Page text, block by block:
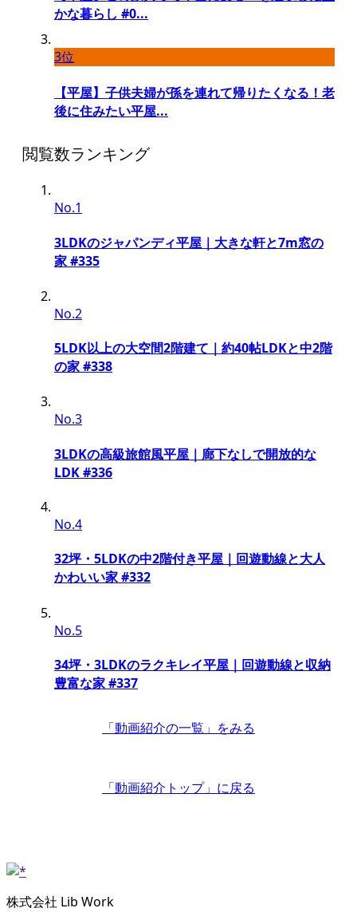
かな暮らし #0...
3位
【平屋】子供夫婦が孫を連れて帰りたくなる！老
後に住みたい平屋...
閲覧数ランキング
No.1
3LDKのジャパンディ平屋｜大きな軒と7m窓の
家 #335
No.2
5LDK以上の大空間2階建て｜約40帖LDKと中2階
の家 #338
No.3
3LDKの高級旅館風平屋｜廊下なしで開放的な
LDK #336
No.4
32坪・5LDKの中2階付き平屋｜回遊動線と大人
かわいい家 #332
No.5
34坪・3LDKのラクキレイ平屋｜回遊動線と収納
豊富な家 #337
「動画紹介の一覧」 をみる
「動画紹介トップ」 に戻る
株式会社 Lib Work